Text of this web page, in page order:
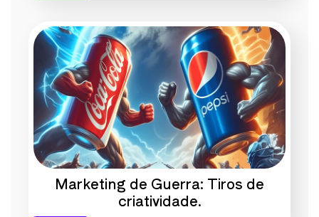
Marketing de Guerra: Tiros de
criatividade.